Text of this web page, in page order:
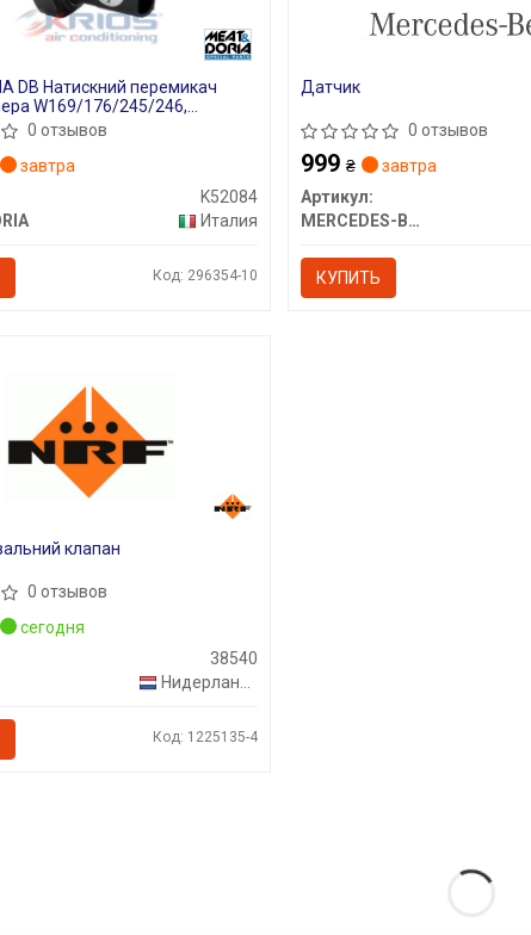
DB Натискний перемикач
W169/176/245/246,
212, ML W164/166,
Smart
0 отзывов
завтра
K52084
Италия
Код: 296354-10
Датчик
0 отзывов
999₴
завтра
Артикул:
MERCEDES-BENZ
КУПИТЬ
клапан
0 отзывов
сегодня
38540
Нидерланды
Код: 1225135-4